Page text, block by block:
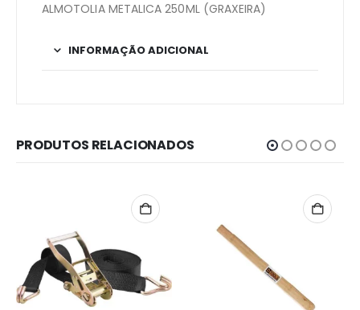
ALMOTOLIA METALICA 250ML (GRAXEIRA)
INFORMAÇÃO ADICIONAL
PRODUTOS RELACIONADOS